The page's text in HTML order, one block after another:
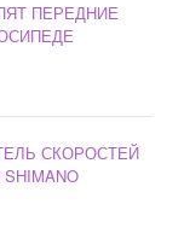
ПЕРЕДНИЕ
СКОРОСТЕЙ